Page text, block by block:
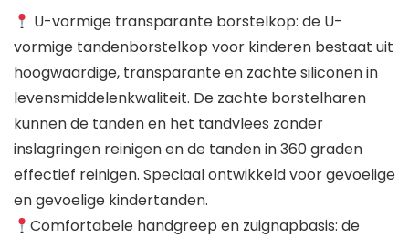
U-vormige transparante borstelkop: de U-
vormige tandenborstelkop voor kinderen bestaat uit
hoogwaardige, transparante en zachte siliconen in
levensmiddelenkwaliteit. De zachte borstelharen
kunnen de tanden en het tandvlees zonder
inslagringen reinigen en de tanden in 360 graden
effectief reinigen. Speciaal ontwikkeld voor gevoelige
en gevoelige kindertanden.
Comfortabele handgreep en zuignapbasis: de